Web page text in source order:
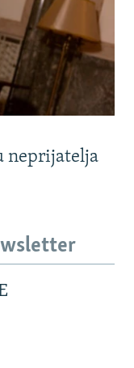
neprijatelja